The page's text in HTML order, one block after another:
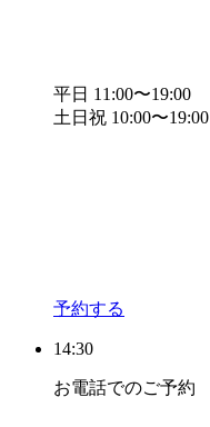
平日 11:00〜19:00
土日祝 10:00〜19:00
予約する
14:30
お電話でのご予約